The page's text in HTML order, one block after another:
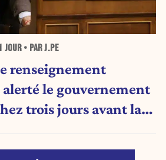
JOUR• PAR J.PE
renseignement
le gouvernement
trois jours avant la